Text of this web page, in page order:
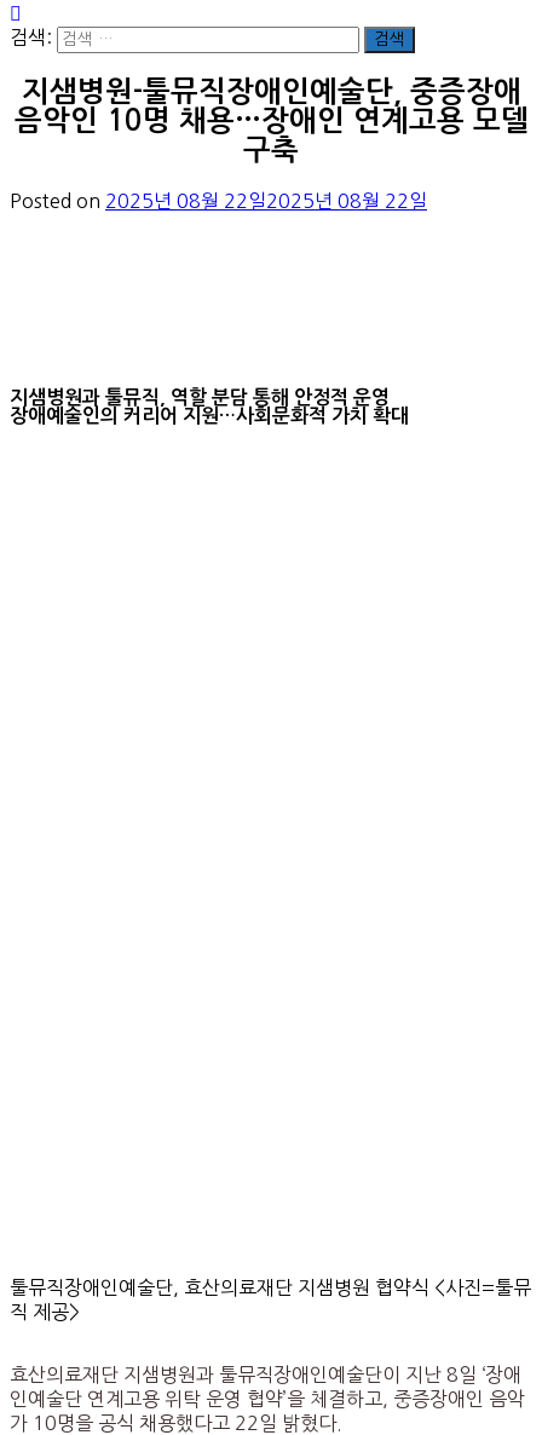
검색:
지샘병원-툴뮤직장애인예술단, 중증장애
음악인 10명 채용…장애인 연계고용 모델
구축
Posted on 2025년 08월 22일2025년 08월 22일
지샘병원과 툴뮤직, 역할 분담 통해 안정적 운영
장애예술인의 커리어 지원…사회문화적 가치 확대
툴뮤직장애인예술단, 효산의료재단 지샘병원 협약식 <사진=툴뮤
직 제공>
효산의료재단 지샘병원과 툴뮤직장애인예술단이 지난 8일 ‘장애
인예술단 연계고용 위탁 운영 협약’을 체결하고, 중증장애인 음악
가 10명을 공식 채용했다고 22일 밝혔다.